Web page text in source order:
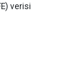
verisi